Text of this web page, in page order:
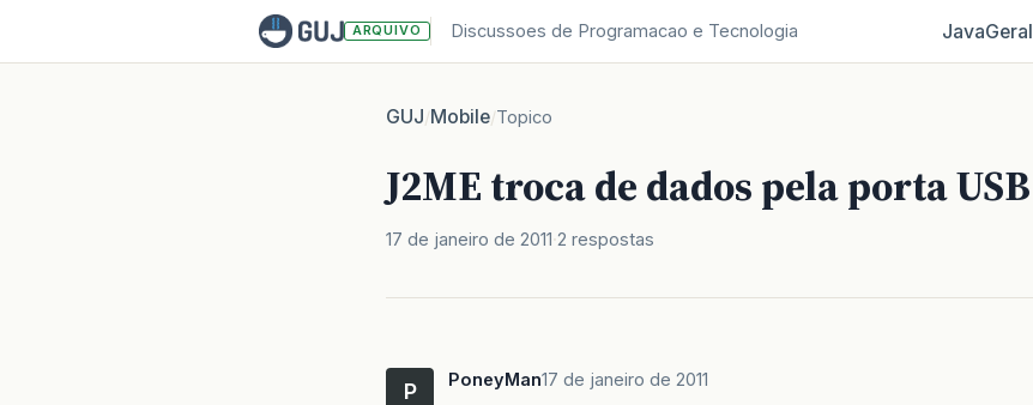
ARQUIVO Discussoes de Programacao e Tecnologia JavaGeral
GUJ/Mobile/Topico
J2ME troca de dados pela porta USB
17 de janeiro de 2011 2 respostas
P PoneyMan17 de janeiro de 2011